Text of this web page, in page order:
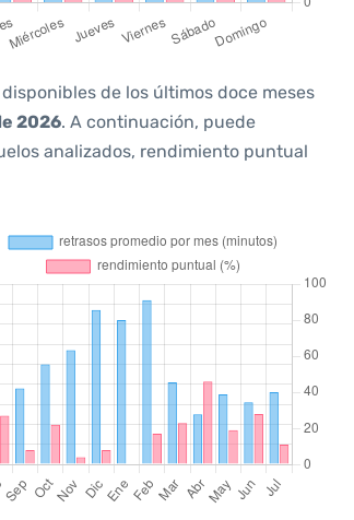
de los últimos doce meses
2026. A continuación, puede
analizados, rendimiento puntual